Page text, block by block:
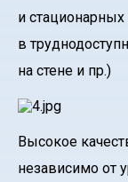
и
в
на стене и пр.)
Высокое
независимо от